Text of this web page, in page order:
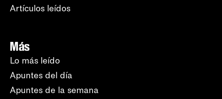
Artículos leídos
Más
Lo más leído
Apuntes del día
Apuntes de la semana